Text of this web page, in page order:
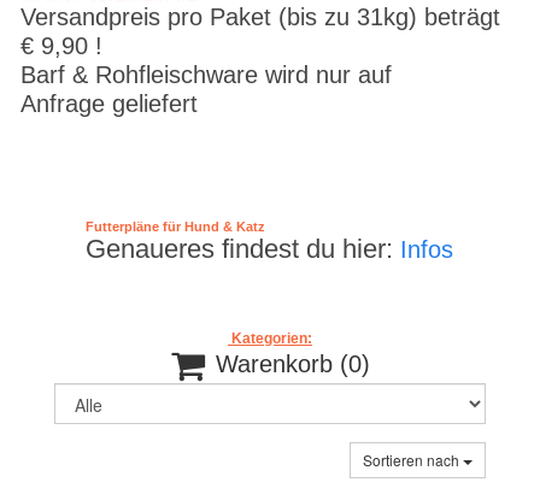
Versandpreis pro Paket (bis zu 31kg) beträgt
€ 9,90 !
Barf & Rohfleischware wird nur auf
Anfrage geliefert
Futterpläne für Hund & Katz
Genaueres findest du hier: Infos
Kategorien:
 Warenkorb (0)
Sortieren nach